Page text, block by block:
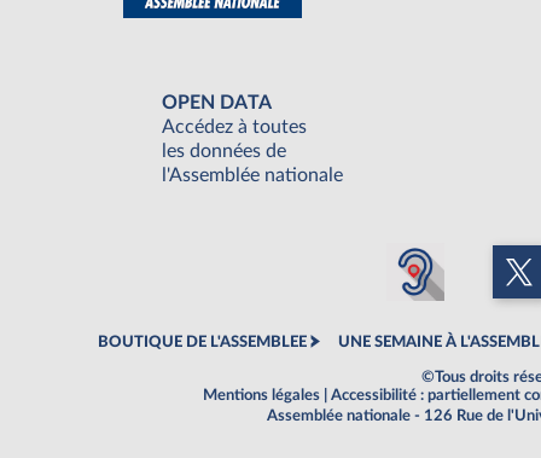
OPEN DATA
Accédez à toutes
les données de
l'Assemblée nationale
BOUTIQUE DE L'ASSEMBLEE UNE SEMAINE À
©Tous droits
Mentions légales
Accessibilité : partiellement
Assemblée nationale - 126 Rue de